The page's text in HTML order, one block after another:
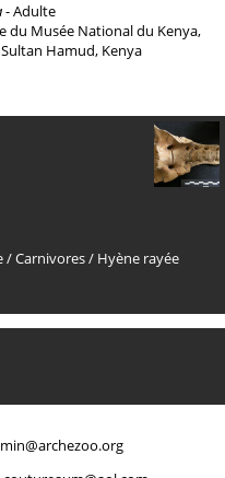
- Adulte
du Musée National du Kenya,
Hamud, Kenya
/Carnivores/ Hyène rayée